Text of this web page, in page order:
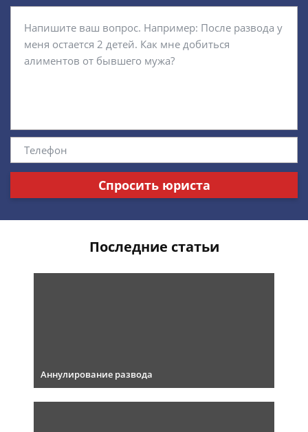
Спросить юриста
Последние статьи
Аннулирование развода